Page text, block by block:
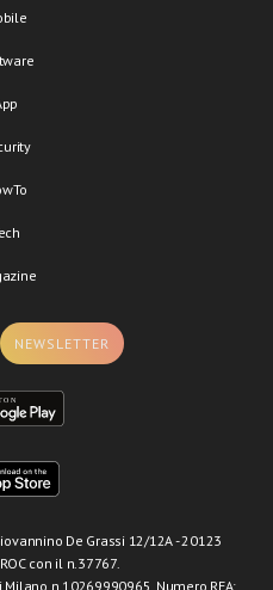
NEWSLETTER
De Grassi 12/12A - 20123
con il n.37767.
Milano n.10269990965. Numero REA: